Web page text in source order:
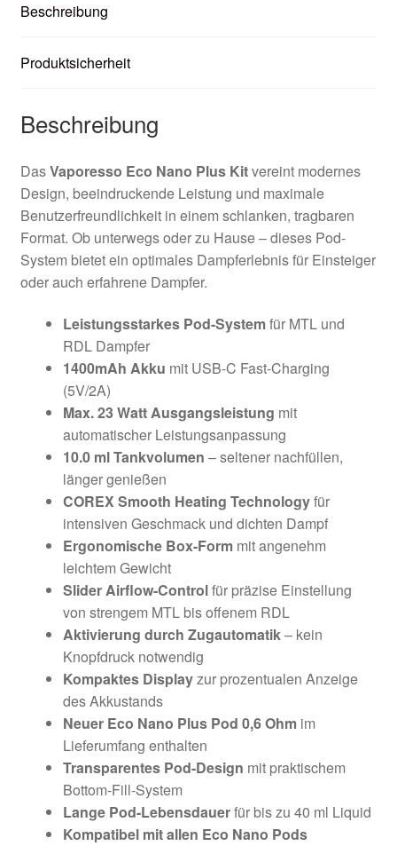
Beschreibung
Produktsicherheit
Beschreibung
DasVaporesso Eco Nano Plus Kitvereint modernes
Design, beeindruckende Leistung und maximale
Benutzerfreundlichkeit in einem schlanken, tragbaren
Format. Ob unterwegs oder zu Hause – dieses Pod-
System bietet ein optimales Dampferlebnis für Einsteiger
oder auch erfahrene Dampfer.
Leistungsstarkes Pod-Systemfür MTL und
RDL Dampfer
1400mAh Akku mit USB-C Fast-Charging
(5V/2A)
Max. 23 Watt Ausgangsleistung mit
automatischer Leistungsanpassung
10.0 ml Tankvolumen – seltener nachfüllen,
länger genießen
COREX Smooth Heating Technologyfür
intensiven Geschmack und dichten Dampf
Ergonomische Box-Formmit angenehm
leichtem Gewicht
Slider Airflow-Controlfür präzise Einstellung
von strengem MTL bis offenem RDL
Aktivierung durch Zugautomatik– kein
Knopfdruck notwendig
Kompaktes Displayzur prozentualen Anzeige
des Akkustands
Neuer Eco Nano Plus Pod 0,6 Ohmim
Lieferumfang enthalten
Transparentes Pod-Design mit praktischem
Bottom-Fill-System
Lange Pod-Lebensdauerfür bis zu 40 ml Liquid
Kompatibel mit allen Eco Nano Pods